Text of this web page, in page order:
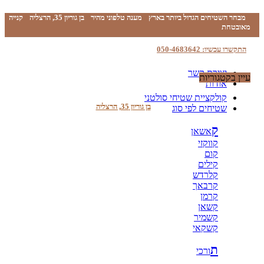
מבחר השטיחים הגדול ביותר בארץ מענה טלפוני מהיר בן גוריון 35, הרצליה
קנייה
מאובטחת
התקשרו עכשיו: 050-4683642
יצירת קשר
אודות
בן גוריון 35, הרצליה
עיין בקטגוריות
קולקציית שטיחי סולטני
שטיחים לפי סוג
קאשאן
קווקזי
קום
קילים
קלרדש
קרבאך
קרמן
קשאן
קשמיר
קשקאי
תורכי